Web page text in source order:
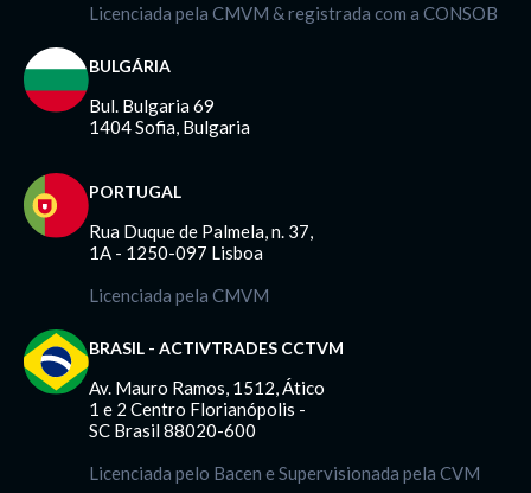
Licenciada pela CMVM & registrada com a CONSOB
BULGÁRIA
Bul. Bulgaria 69
1404 Sofia, Bulgaria
PORTUGAL
Rua Duque de Palmela, n. 37,
1A - 1250-097 Lisboa
Licenciada pela CMVM
BRASIL - ACTIVTRADES CCTVM
Av. Mauro Ramos, 1512, Ático
1 e 2 Centro Florianópolis -
SC Brasil 88020-600
Licenciada pelo Bacen e Supervisionada pela CVM